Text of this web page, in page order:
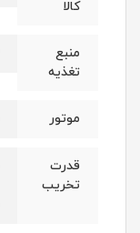
کالا
منبع
تغذیه
موتور
قدرت
تخریب